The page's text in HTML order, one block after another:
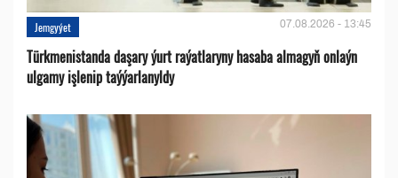
Jemgyýet 07.08.2026 - 13:45
Türkmenistanda daşary ýurt raýatlaryny hasaba almagyň onlaýn
ulgamy işlenip taýýarlanyldy